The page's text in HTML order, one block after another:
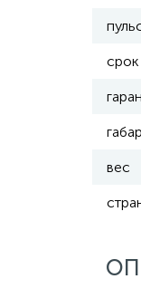
вес